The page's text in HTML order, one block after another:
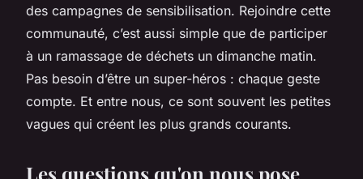
des campagnes de sensibilisation. Rejoindre cette
communauté, c’est aussi simple que de participer
à un ramassage de déchets un dimanche matin.
Pas besoin d’être un super-héros : chaque geste
compte. Et entre nous, ce sont souvent les petites
vagues qui créent les plus grands courants.
Les questions qu'on nous pose